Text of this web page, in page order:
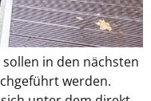
in den nächsten
werden.